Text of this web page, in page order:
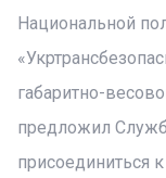
Национальной
габаритно-
предложил
присоединиться